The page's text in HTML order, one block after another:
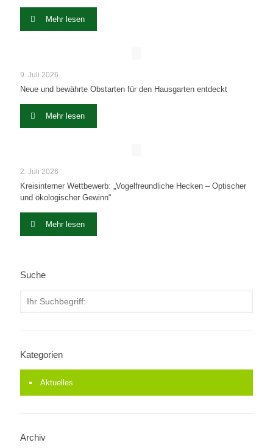
Mehr lesen
9. Juli 2026
Neue und bewährte Obstarten für den Hausgarten entdeckt
Mehr lesen
2. Juli 2026
Kreisinterner Wettbewerb: „Vogelfreundliche Hecken – Optischer
und ökologischer Gewinn“
Mehr lesen
Suche
Kategorien
Aktuelles
Archiv